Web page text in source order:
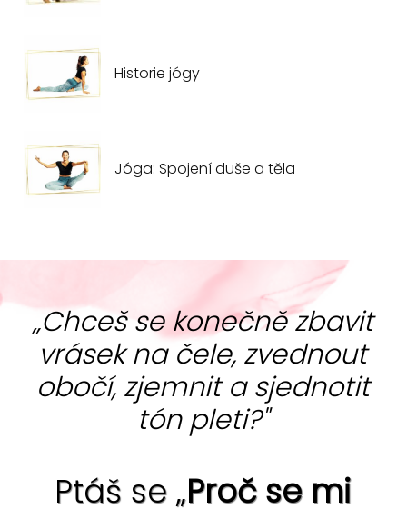
Historie jógy
Jóga: Spojení duše a těla
„Chceš se konečně zbavit
vrásek na čele, zvednout
obočí, zjemnit a sjednotit
tón pleti?"
Ptáš se „Proč se mi